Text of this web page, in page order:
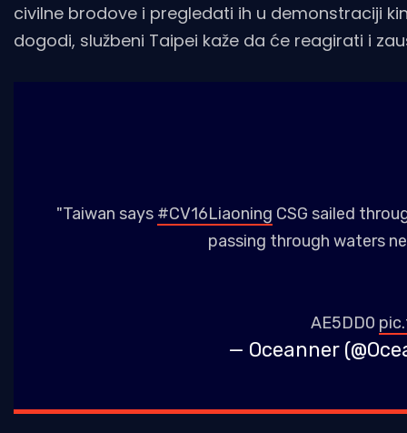
civilne brodove i pregledati ih u demonstraciji
dogodi, službeni Taipei kaže da će reagirati i
"Taiwan says #CV16Liaoning CSG sailed
passing through waters
AE5DD0
— Oceanner